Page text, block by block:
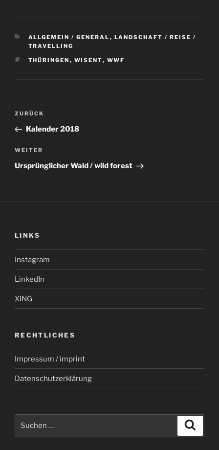
KATEGORIEN
ALLGEMEIN / GENERAL , LANDSCHAFT / REISE /
TRAVELLING
SCHLAGWÖRTER
THÜRINGEN , WISENT, WWF
Beitragsnavigation
Vorheriger
Beitrag
ZURÜCK
Kalender 2018
Nächster
Beitrag
WEITER
Ursprünglicher Wald / wild forest
LINKS
Instagram
LinkedIn
XING
RECHTLICHES
Impressum / imprint
Datenschutzerklärung